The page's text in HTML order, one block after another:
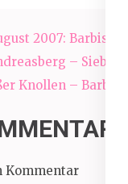
2007: Barbis –
– Sieber
Knollen – Barbis
Kommentar